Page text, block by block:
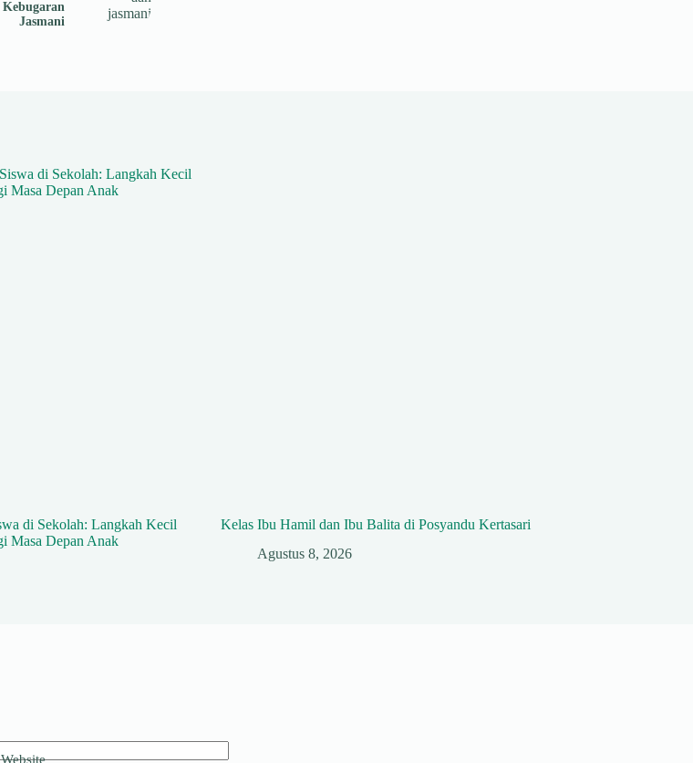
Kebugaran
Jasmani
di Sekolah: Langkah Kecil
Masa Depan Anak
Kelas Ibu Hamil dan Ibu Balita di Posyandu Kertasari
Agustus 8, 2026
Website